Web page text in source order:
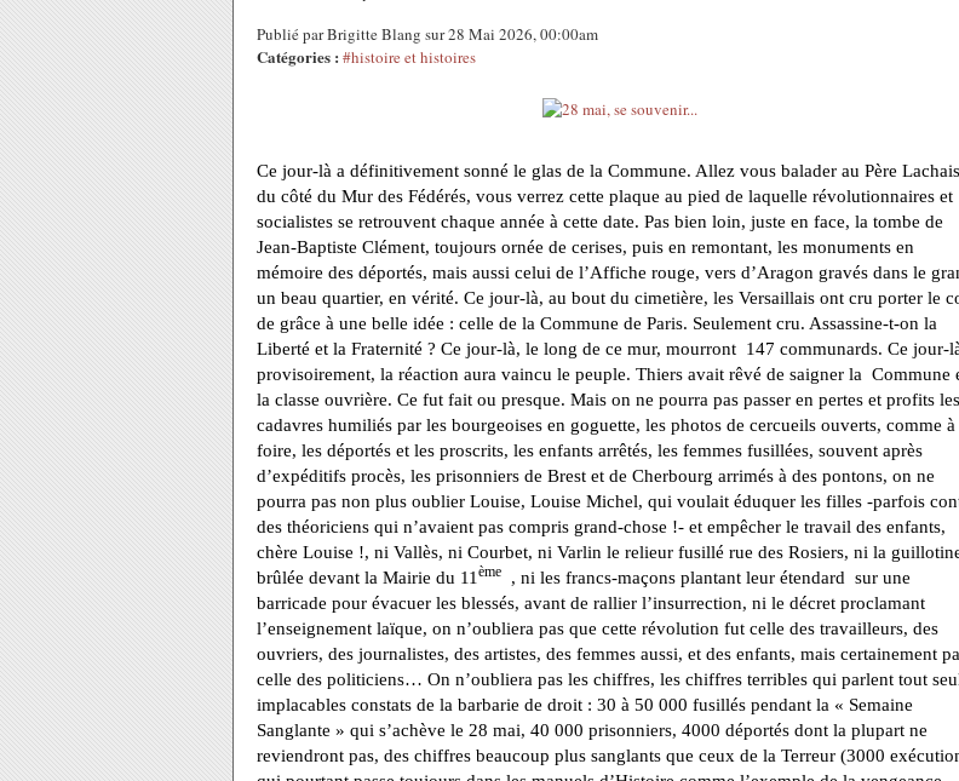
Publié par Brigitte Blang sur 28 Mai 2026, 00:00am
Catégories : #histoire et histoires
Ce jour-là a définitivement sonné le glas de la Commune. Allez vous balader au Père
du côté du Mur des Fédérés, vous verrez cette plaque au pied de laquelle révolutionnaires et
socialistes se retrouvent chaque année à cette date. Pas bien loin, juste en face, la tombe de
Jean-Baptiste Clément, toujours ornée de cerises, puis en remontant, les monuments en
mémoire des déportés, mais aussi celui de l’Affiche rouge, vers d’Aragon gravés dans le
un beau quartier, en vérité. Ce jour-là, au bout du cimetière, les Versaillais ont cru porter le
de grâce à une belle idée : celle de la Commune de Paris. Seulement cru. Assassine-t-on la
Liberté et la Fraternité ? Ce jour-là, le long de ce mur, mourront 147 communards. Ce jour-
provisoirement, la réaction aura vaincu le peuple. Thiers avait rêvé de saigner la Commune
la classe ouvrière. Ce fut fait ou presque. Mais on ne pourra pas passer en pertes et profits les
cadavres humiliés par les bourgeoises en goguette, les photos de cercueils ouverts, comme à
foire, les déportés et les proscrits, les enfants arrêtés, les femmes fusillées, souvent après
d’expéditifs procès, les prisonniers de Brest et de Cherbourg arrimés à des pontons, on ne
pourra pas non plus oublier Louise, Louise Michel, qui voulait éduquer les filles -parfois
des théoriciens qui n’avaient pas compris grand-chose !- et empêcher le travail des enfants,
chère Louise !, ni Vallès, ni Courbet, ni Varlin le relieur fusillé rue des Rosiers, ni la
brûlée devant la Mairie du 11 ème , ni les francs-maçons plantant leur étendard sur une
barricade pour évacuer les blessés, avant de rallier l’insurrection, ni le décret proclamant
l’enseignement laïque, on n’oubliera pas que cette révolution fut celle des travailleurs, des
ouvriers, des journalistes, des artistes, des femmes aussi, et des enfants, mais certainement
celle des politiciens… On n’oubliera pas les chiffres, les chiffres terribles qui parlent tout
implacables constats de la barbarie de droit : 30 à 50 000 fusillés pendant la « Semaine
Sanglante » qui s’achève le 28 mai, 40 000 prisonniers, 4000 déportés dont la plupart ne
reviendront pas, des chiffres beaucoup plus sanglants que ceux de la Terreur (3000